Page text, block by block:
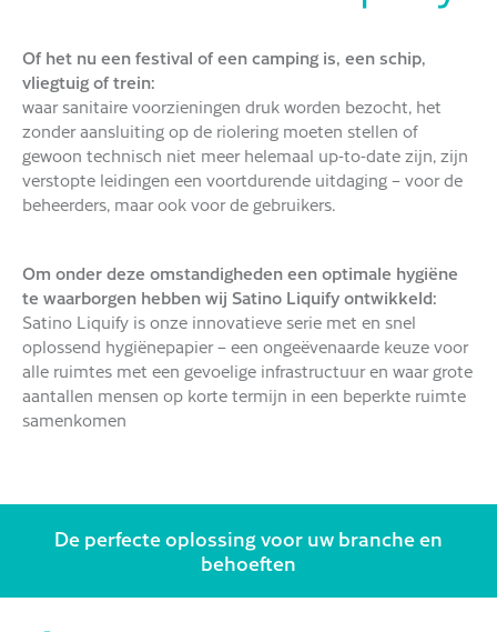
Of het nu een festival of een camping is, een schip,
vliegtuig of trein:
waar sanitaire voorzieningen druk worden bezocht, het
zonder aansluiting op de riolering moeten stellen of
gewoon technisch niet meer helemaal up-to-date zijn, zijn
verstopte leidingen een voortdurende uitdaging – voor de
beheerders, maar ook voor de gebruikers.
Om onder deze omstandigheden een optimale hygiëne
te waarborgen hebben wij Satino Liquify ontwikkeld:
Satino Liquify is onze innovatieve serie met en snel
oplossend hygiënepapier – een ongeëvenaarde keuze voor
alle ruimtes met een gevoelige infrastructuur en waar grote
aantallen mensen op korte termijn in een beperkte ruimte
samenkomen
De perfecte oplossing voor uw branche en
behoeften